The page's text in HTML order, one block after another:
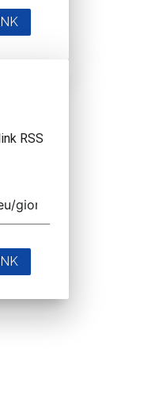
RSS